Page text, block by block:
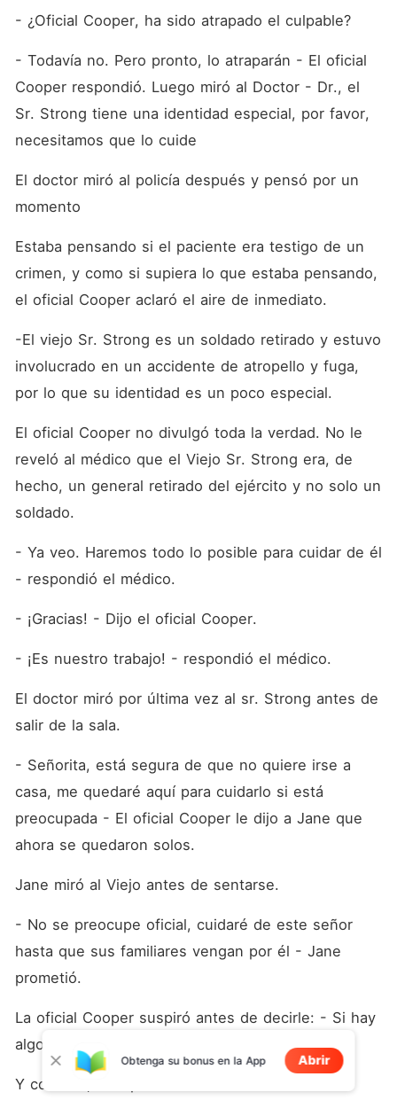
- ¿Oficial Cooper, ha sido atrapado el culpable?
- Todavía no. Pero pronto, lo atraparán - El oficial
Cooper respondió. Luego miró al Doctor - Dr., el
Sr. Strong tiene una identidad especial, por favor,
necesitamos que lo cuide
El doctor miró al policía después y pensó por un
momento
Estaba pensando si el paciente era testigo de un
crimen, y como si supiera lo que estaba pensando,
el oficial Cooper aclaró el aire de inmediato.
-El viejo Sr. Strong es un soldado retirado y estuvo
involucrado en un accidente de atropello y fuga,
por lo que su identidad es un poco especial.
El oficial Cooper no divulgó toda la verdad. No le
reveló al médico que el Viejo Sr. Strong era, de
hecho, un general retirado del ejército y no solo un
soldado.
- Ya veo. Haremos todo lo posible para cuidar de él
- respondió el médico.
- ¡Gracias! - Dijo el oficial Cooper.
- ¡Es nuestro trabajo! - respondió el médico.
El doctor miró por última vez al sr. Strong antes de
salir de la sala.
- Señorita, está segura de que no quiere irse a
casa, me quedaré aquí para cuidarlo si está
preocupada - El oficial Cooper le dijo a Jane que
ahora se quedaron solos.
Jane miró al Viejo antes de sentarse.
- No se preocupe oficial, cuidaré de este señor
hasta que sus familiares vengan por él - Jane
prometió.
La oficial Cooper suspiró antes de decirle: - Si hay
algo, estoy justo afuera de esta puerta.
Y con eso, desapareció.
Obtenga su bonus en la App Abrir